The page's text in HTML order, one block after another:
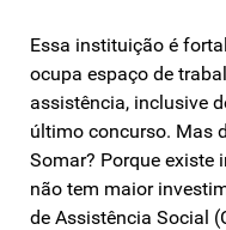
Essa instituição é
ocupa espaço de
assistência, inclusive
último concurso. Mas
Somar? Porque existe
não tem maior
de Assistência Social